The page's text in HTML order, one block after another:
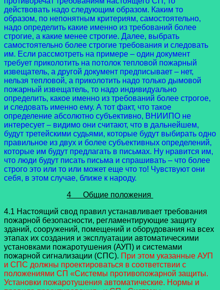
действовать надо следующим образом. Каким то
образом, по непонятным критериям, самостоятельно,
надо определить какие именно из требований более
строгие, а какие менее строгие. Далее, выбрать
самостоятельно более строгие требования и следовать
им. Если рассмотреть на примере – один документ
требует приколотить на потолок тепловой пожарный
извещатель, а другой документ предписывает – нет,
нельзя тепловой, а приколотить надо только дымовой
пожарный извещатель, то надо индивидуально
определить, какое именно из требований более строгое,
и следовать именно ему. А тот факт, что такое
определение абсолютно субъективно, ВНИИПО не
интересует – видимо они считают, что в дальнейшем,
будут третейскими судьями, которые будут выбирать одно
правильное из двух и более субъективных определений,
которые им будут предлагать в письмах. Ну нравится им,
что люди будут писать письма и спрашивать – что более
строго это или то или может еще что то! Чувствуют они
себя, в этом случае, ближе к народу.
4 Общие положения
4.1 Настоящий свод правил устанавливает требования
пожарной безопасности, регламентирующие защиту
зданий, сооружений, помещений и оборудования на всех
этапах их создания и эксплуатации автоматическими
установками пожаротушения (АУП) и системами
пожарной сигнализации (СПС). При этом указанные АУП
и СПС должны проектироваться в соответствии с
положениями СП «Системы противопожарной защиты.
Установки пожаротушения автоматические. Нормы и